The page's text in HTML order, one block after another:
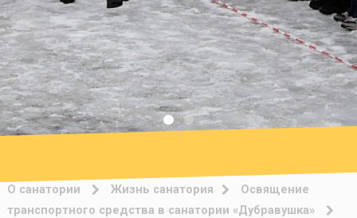
О санатории Жизнь санатория
Освящение
транспортного средства в санатории «Дубравушка»